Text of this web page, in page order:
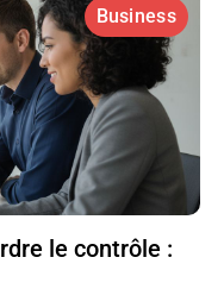
Business
le contrôle :